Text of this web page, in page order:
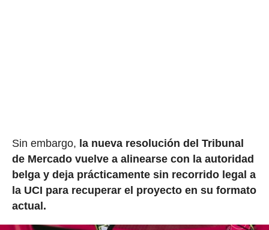
Sin embargo, la nueva resolución del Tribunal
de Mercado vuelve a alinearse con la autoridad
belga y deja prácticamente sin recorrido legal a
la UCI para recuperar el proyecto en su formato
actual.